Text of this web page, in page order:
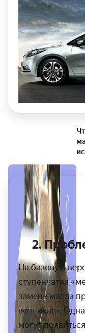
2.
На базовую
ступенчатая
замене масла
возникает.
могут